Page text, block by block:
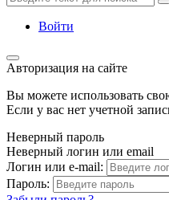
Войти
Авторизация на сайте
Вы можете использовать
Если у вас нет учетной
Неверный пароль
Неверный логин или email
Логин или e-mail:
Пароль: